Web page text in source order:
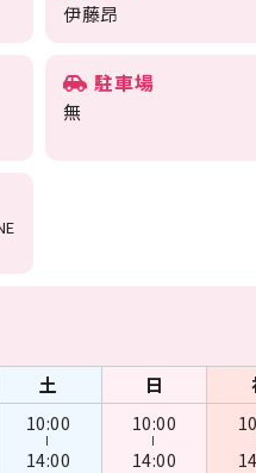
伊藤昂
駐車場
無
土 日
10:00
14:00
10:00
14:00